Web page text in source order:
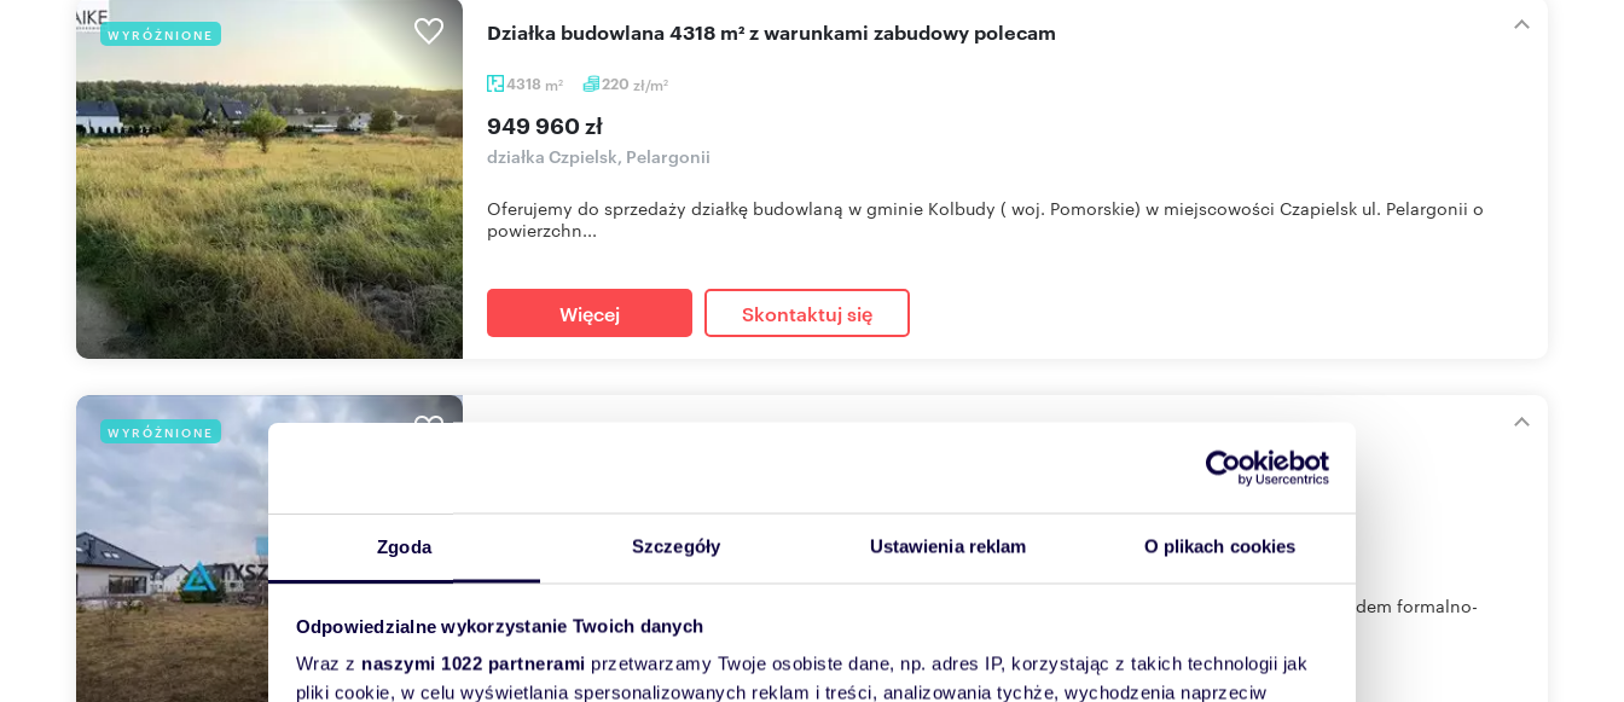
Zgoda Szczegóły Ustawienia reklam O plikach cookies
Odpowiedzialne wykorzystanie Twoich danych
Wraz z naszymi 1022 partnerami przetwarzamy Twoje osobiste dane, np. adres IP, korzystając z takich technologii jak
pliki cookie, w celu wyświetlania spersonalizowanych reklam i treści, analizowania tychże, wychodzenia naprzeciw
WYRÓŻNIONE
4318 m2 220 zł/m2
Działka budowlana 4318 m² z warunkami zabudowy polecam
949 960 zł
działka Czpielsk, Pelargonii
Oferujemy do sprzedaży działkę budowlaną w gminie Kolbudy ( woj. Pomorskie) w miejscowości Czapielsk ul. Pelargonii o
powierzchn...
Więcej Skontaktuj się
WYRÓŻNIONE
działka Gdańsk, Barniewice
Oferta, którą oglądasz jest dostępna TYLKO W NASZYM BIURZE i została dokładnie sprawdzona pod względem formalno-
prawnym.Zaprasza...